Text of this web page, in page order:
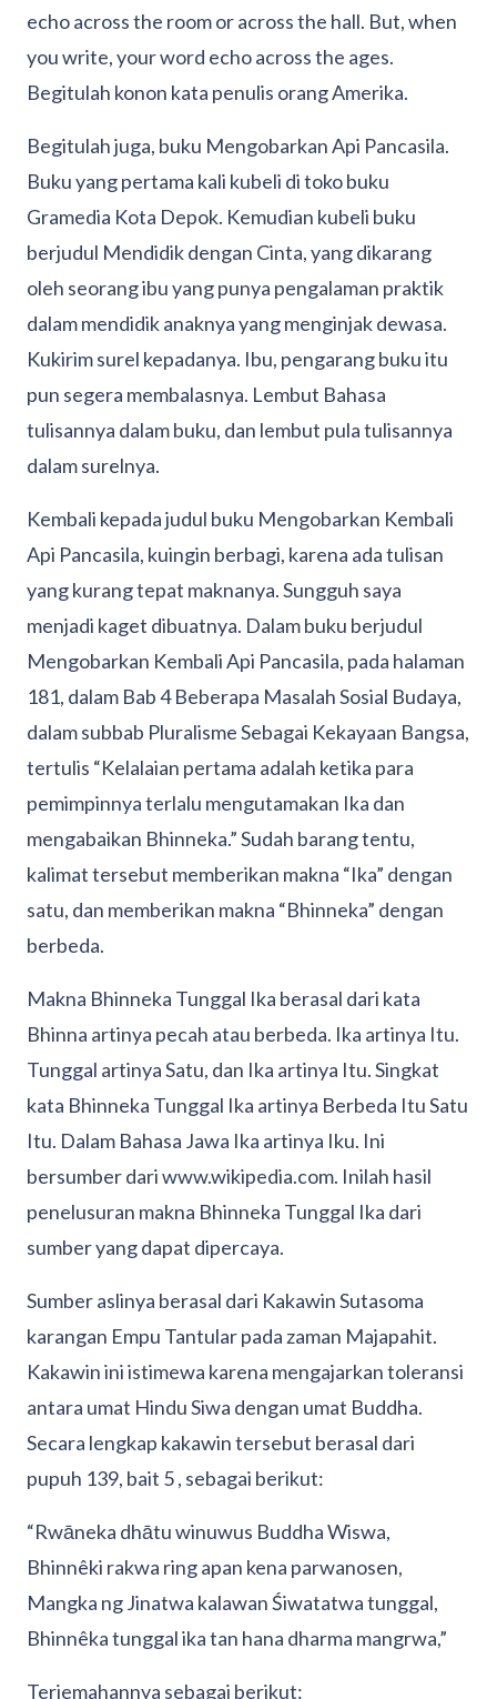
echo across the room or across the hall. But, when
you write, your word echo across the ages.
Begitulah konon kata penulis orang Amerika.
Begitulah juga, buku Mengobarkan Api Pancasila.
Buku yang pertama kali kubeli di toko buku
Gramedia Kota Depok. Kemudian kubeli buku
berjudul Mendidik dengan Cinta, yang dikarang
oleh seorang ibu yang punya pengalaman praktik
dalam mendidik anaknya yang menginjak dewasa.
Kukirim surel kepadanya. Ibu, pengarang buku itu
pun segera membalasnya. Lembut Bahasa
tulisannya dalam buku, dan lembut pula tulisannya
dalam surelnya.
Kembali kepada judul buku Mengobarkan Kembali
Api Pancasila, kuingin berbagi, karena ada tulisan
yang kurang tepat maknanya. Sungguh saya
menjadi kaget dibuatnya. Dalam buku berjudul
Mengobarkan Kembali Api Pancasila, pada halaman
181, dalam Bab 4 Beberapa Masalah Sosial Budaya,
dalam subbab Pluralisme Sebagai Kekayaan Bangsa,
tertulis “Kelalaian pertama adalah ketika para
pemimpinnya terlalu mengutamakan Ika dan
mengabaikan Bhinneka.” Sudah barang tentu,
kalimat tersebut memberikan makna “Ika” dengan
satu, dan memberikan makna “Bhinneka” dengan
berbeda.
Makna Bhinneka Tunggal Ika berasal dari kata
Bhinna artinya pecah atau berbeda. Ika artinya Itu.
Tunggal artinya Satu, dan Ika artinya Itu. Singkat
kata Bhinneka Tunggal Ika artinya Berbeda Itu Satu
Itu. Dalam Bahasa Jawa Ika artinya Iku. Ini
bersumber dari www.wikipedia.com. Inilah hasil
penelusuran makna Bhinneka Tunggal Ika dari
sumber yang dapat dipercaya.
Sumber aslinya berasal dari Kakawin Sutasoma
karangan Empu Tantular pada zaman Majapahit.
Kakawin ini istimewa karena mengajarkan toleransi
antara umat Hindu Siwa dengan umat Buddha.
Secara lengkap kakawin tersebut berasal dari
pupuh 139, bait 5 , sebagai berikut:
“Rwāneka dhātu winuwus Buddha Wiswa,
Bhinnêki rakwa ring apan kena parwanosen,
Mangka ng Jinatwa kalawan Śiwatatwa tunggal,
Bhinnêka tunggal ika tan hana dharma mangrwa,”
Terjemahannya sebagai berikut: